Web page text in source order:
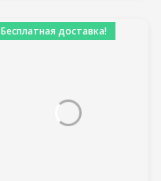
Для девочек
Бесплатная доставка!